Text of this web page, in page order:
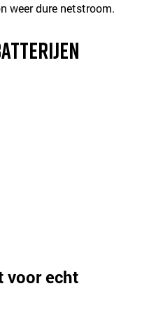
weer dure netstroom.
voor echt